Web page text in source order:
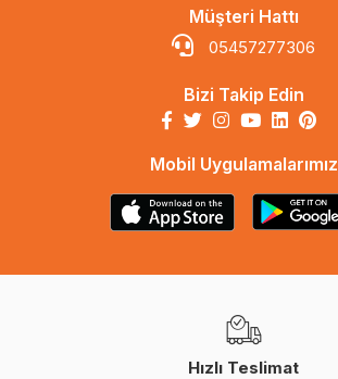
Müşteri Hattı
05457277306
Bizi Takip Edin
Mobil Uygulamalarımız
Hızlı Teslimat